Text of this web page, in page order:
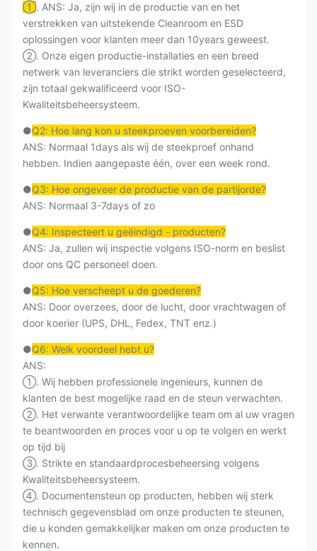
①. ANS: Ja, zijn wij in de productie van en het
verstrekken van uitstekende Cleanroom en ESD
oplossingen voor klanten meer dan 10years geweest.
②. Onze eigen productie-installaties en een breed
netwerk van leveranciers die strikt worden geselecteerd,
zijn totaal gekwalificeerd voor ISO-
Kwaliteitsbeheersysteem.
●Q2: Hoe lang kon u steekproeven voorbereiden?
ANS: Normaal 1days als wij de steekproef onhand
hebben. Indien aangepaste één, over een week rond.
●Q3: Hoe ongeveer de productie van de partijorde?
ANS: Normaal 3-7days of zo
●Q4: Inspecteert u geëindigd - producten?
ANS: Ja, zullen wij inspectie volgens ISO-norm en beslist
door ons QC personeel doen.
●Q5: Hoe verscheept u de goederen?
ANS: Door overzees, door de lucht, door vrachtwagen of
door koerier (UPS, DHL, Fedex, TNT enz.)
●Q6: Welk voordeel hebt u?
ANS:
①. Wij hebben professionele ingenieurs, kunnen de
klanten de best mogelijke raad en de steun verwachten.
②. Het verwante verantwoordelijke team om al uw vragen
te beantwoorden en proces voor u op te volgen en werkt
op tijd bij
③. Strikte en standaardprocesbeheersing volgens
Kwaliteitsbeheersysteem.
④. Documentensteun op producten, hebben wij sterk
technisch gegevensblad om onze producten te steunen,
die u konden gemakkelijker maken om onze producten te
kennen.